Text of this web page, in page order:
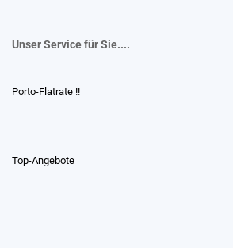
Unser Service für Sie....
Porto-Flatrate !!
Top-Angebote